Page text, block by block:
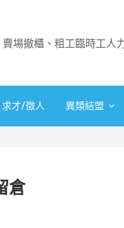
場撤櫃、粗工臨時工
求才/徵人 異類結盟
倉